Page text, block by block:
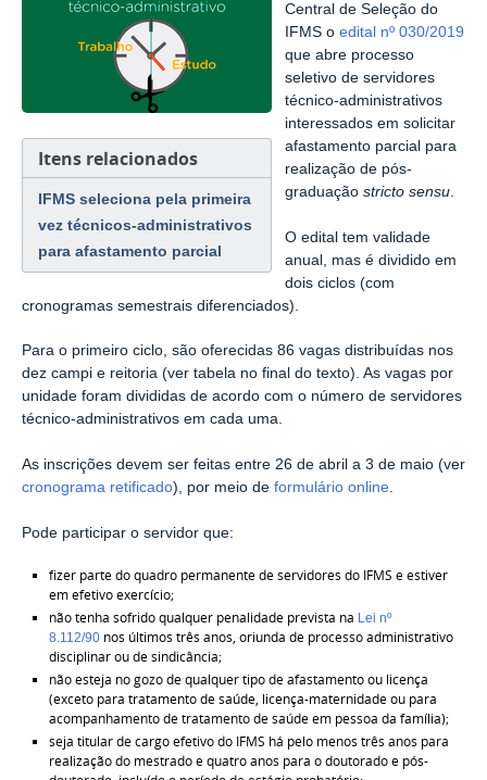
Itens relacionados
IFMS seleciona pela primeira
vez técnicos-administrativos
para afastamento parcial
Central de Seleção do
IFMS oedital nº 030/2019
que abre processo
seletivo de servidores
técnico-administrativos
interessados em solicitar
afastamento parcial para
realização de pós-
graduaçãostricto sensu.
O edital tem validade
anual, mas é dividido em
dois ciclos (com
cronogramas semestrais diferenciados).
Para o primeiro ciclo, são oferecidas 86 vagas distribuídas nos
dez campi e reitoria (ver tabela no final do texto). As vagas por
unidade foram divididas de acordo com o número de servidores
técnico-administrativos em cada uma.
As inscrições devem ser feitas entre 26 de abril a 3 de maio (ver
cronograma retificado), por meio de formulário online.
Pode participar o servidor que:
fizer parte do quadro permanente de servidores do IFMS e estiver
em efetivo exercício;
não tenha sofrido qualquer penalidade prevista na Lei nº
8.112/90nos últimos três anos, oriunda de processo administrativo
disciplinar ou de sindicância;
não esteja no gozo de qualquer tipo de afastamento ou licença
(exceto para tratamento de saúde, licença-maternidade ou para
acompanhamento de tratamento de saúde em pessoa da família);
seja titular de cargo efetivo do IFMS há pelo menos três anos para
realização do mestrado e quatro anos para o doutorado e pós-